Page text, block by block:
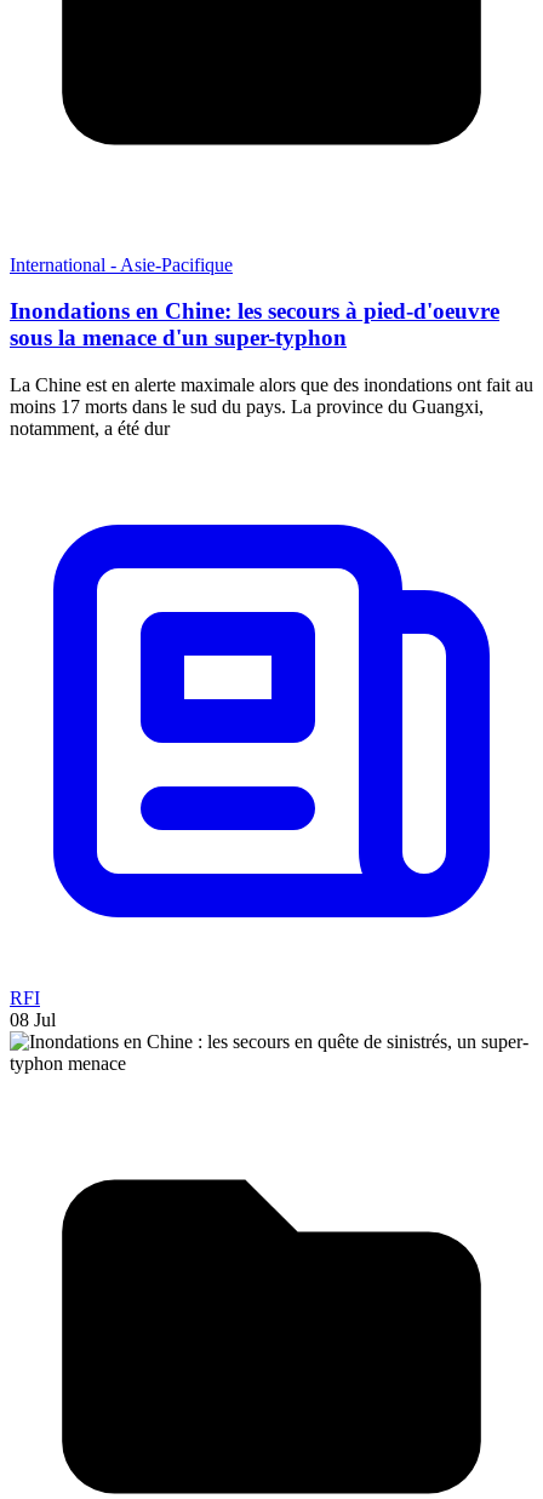
International - Asie-Pacifique
Inondations en Chine: les secours à pied-d'oeuvre
sous la menace d'un super-typhon
La Chine est en alerte maximale alors que des inondations ont fait au
moins 17 morts dans le sud du pays. La province du Guangxi,
notamment, a été dur
RFI
08 Jul